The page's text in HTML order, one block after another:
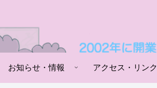
お知らせ・情報 アクセス・リンク